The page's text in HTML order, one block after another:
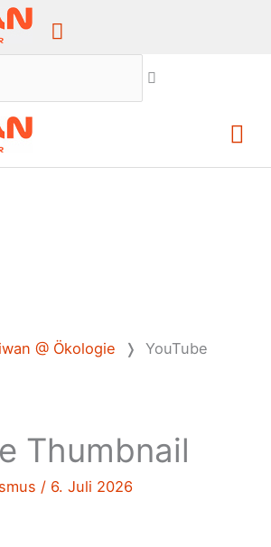
Above
@ Ökologie ❭ YouTube
Thumbnail
/ 6. Juli 2026